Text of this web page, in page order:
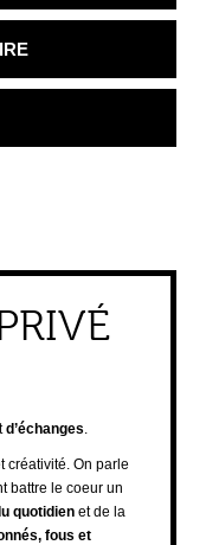
d’échanges.
créativité. On parle
battre le coeur un
quotidien et de la
fous et